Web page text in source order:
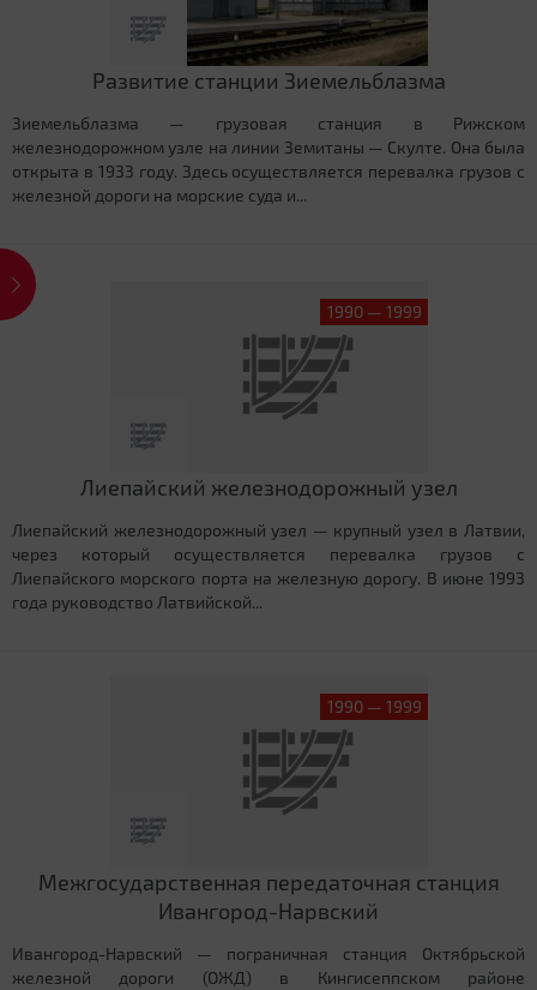
Развитие станции Зиемельблазма
Зиемельблазма — грузовая станция в Рижском
железнодорожном узле на линии Земитаны — Скулте. Она была
открыта в 1933 году. Здесь осуществляется перевалка грузов с
железной дороги на морские суда и...
1990 — 1999
Лиепайский железнодорожный узел
Лиепайский железнодорожный узел — крупный узел в Латвии,
через который осуществляется перевалка грузов с
Лиепайского морского порта на железную дорогу. В июне 1993
года руководство Латвийской...
1990 — 1999
Межгосударственная передаточная станция
Ивангород-Нарвский
Ивангород-Нарвский — пограничная станция Октябрьской
железной дороги (ОЖД) в Кингисеппском районе